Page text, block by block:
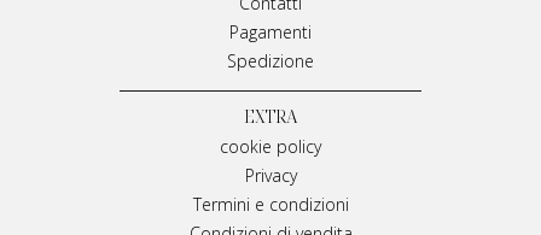
Pagamenti
Spedizione
EXTRA
cookie policy
Privacy
Termini e condizioni